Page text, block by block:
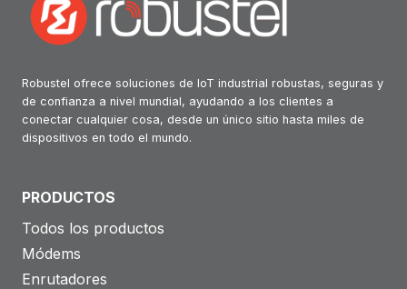
Robustel ofrece soluciones de IoT industrial robustas, seguras y
de confianza a nivel mundial, ayudando a los clientes a
conectar cualquier cosa, desde un único sitio hasta miles de
dispositivos en todo el mundo.
PRODUCTOS
Todos los productos
Módems
Enrutadores